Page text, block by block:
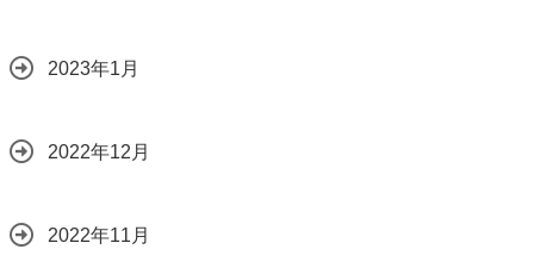
2023年1月
2022年12月
2022年11月